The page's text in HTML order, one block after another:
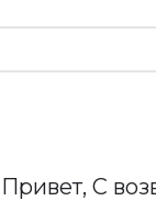
Привет, С